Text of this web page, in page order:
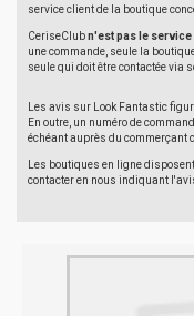
service client de la boutique
CeriseClubn'est pas le service
une commande, seule la
seule qui doit être contactée via
Les avis sur Look Fantastic
En outre, un numéro de
échéant auprès du commerçant
Les boutiques en ligne
contacter en nous indiquant